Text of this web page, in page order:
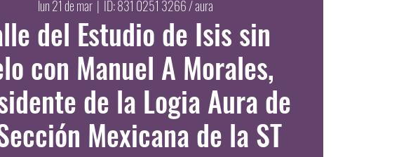
lun 21 de mar
  |
ID: 831 0251 3266 / aura
del Estudio de Isis sin
con Manuel A Morales,
de la Logia Aura de
Mexicana de la ST